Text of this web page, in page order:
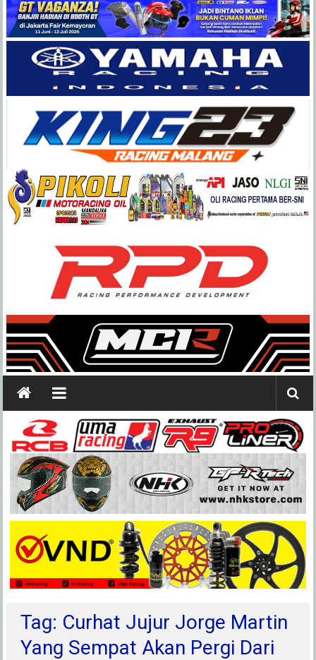
Balap
Paling
Lengkap
Tag: Curhat Jujur Jorge Martin
Yang Sempat Akan Pergi Dari